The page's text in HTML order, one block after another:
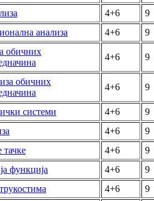
4+6
9
анализа 4+6 9
обичних
4+6 9
обичних
4+6 9
системи 4+6
9
4+6
9
тачке 4+6
9
функција 4+6
9
4+6
9